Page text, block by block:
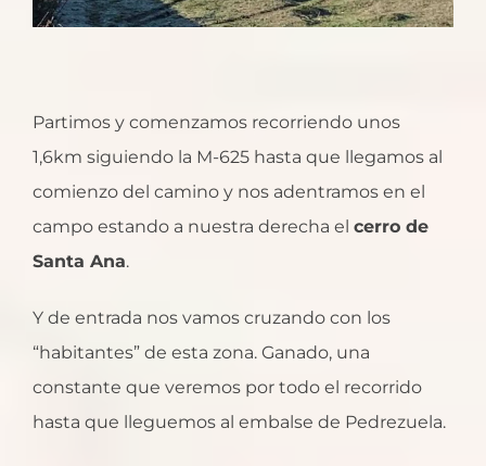
Partimos y comenzamos recorriendo unos
1,6km siguiendo la M-625 hasta que llegamos al
comienzo del camino y nos adentramos en el
campo estando a nuestra derecha el cerro de
Santa Ana.
Y de entrada nos vamos cruzando con los
“habitantes” de esta zona. Ganado, una
constante que veremos por todo el recorrido
hasta que lleguemos al embalse de Pedrezuela.